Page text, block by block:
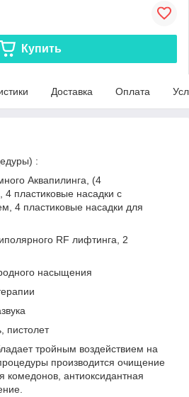
Купить
Доставка Оплата
:
Аквапилинга, (4
4 пластиковые насадки с
4 пластиковые насадки для
RF лифтинга, 2
насыщения
пистолет
тройным воздействием на
производится очищение
комедонов, антиоксидантная